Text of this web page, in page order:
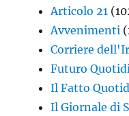
Articolo 21
Avvenimenti
Corriere
Futuro
Il Fatto
Il Giornale di